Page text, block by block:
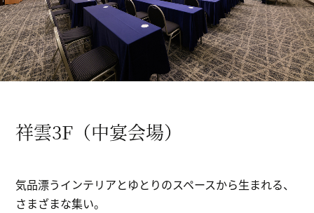
祥雲3F（中宴会場）
気品漂うインテリアとゆとりのスペースから生まれる、
さまざまな集い。